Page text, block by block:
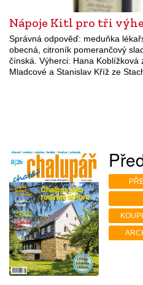
Nápoje Kitl pro tři
Správná odpověď: meduňka
obecná, citroník pomerančový
čínská. Výherci: Hana Koblížková
Mladcové a Stanislav Kříž ze